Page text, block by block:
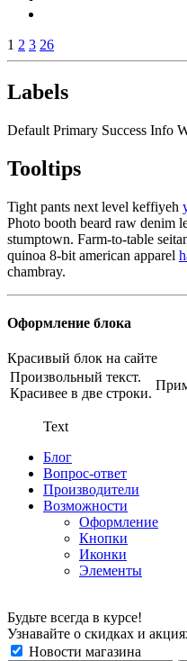
1 2 3 26
Labels
Default Primary Success Info
Tooltips
Tight pants next level keffiyeh
Photo booth beard raw denim
stumptown. Farm-to-table
quinoa 8-bit american apparel
chambray.
Оформление блока
Красивый блок на сайте
Произвольный текст.
Красивее в две строки.
Text
Блог
Вопрос-ответ
Производители
Возможности
Оформление
Кнопки
Иконки
Элементы
Будьте всегда в курсе!
Узнавайте о скидках и
Новости магазина